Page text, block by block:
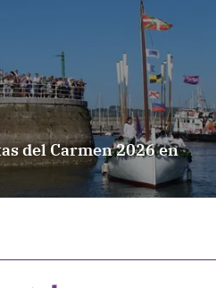
del Carmen 2026 en